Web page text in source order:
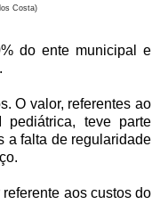
Costa)
do ente municipal e
O valor, referentes ao
teve parte
a falta de regularidade
aos custos do